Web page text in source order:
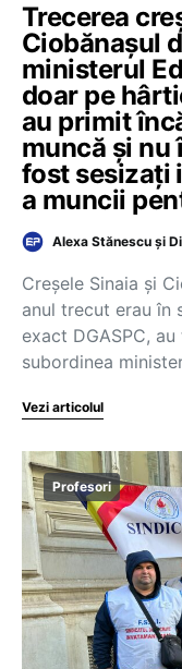
Trecerea
Ciobănașul
ministerul
doar pe
au primit
muncă și nu
fost sesizați
a muncii
Alexa Stănescu și
Creșele Sinaia și
anul trecut erau în
exact DGASPC,
subordinea
Vezi articolul
Profesori